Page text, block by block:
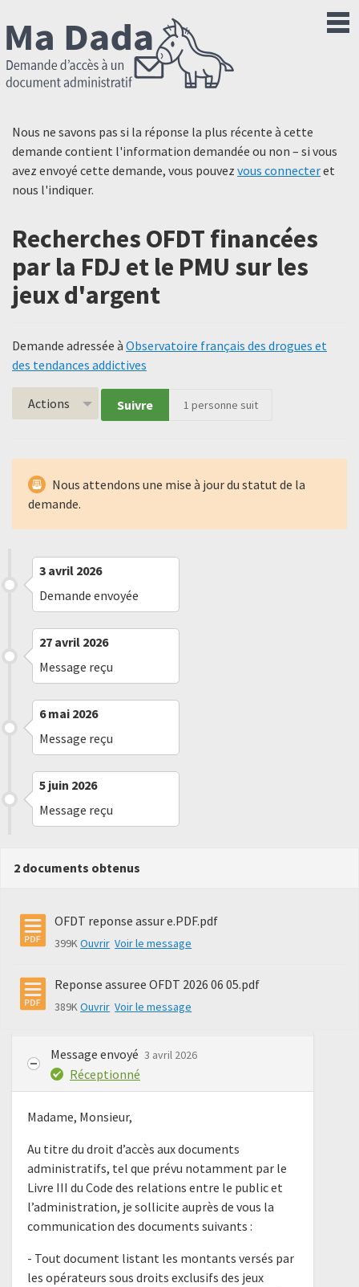
Nous ne savons pas si la réponse la plus récente à cette
demande contient l'information demandée ou non – si vous
avez envoyé cette demande, vous pouvez vous connecteret
nous l'indiquer.
Recherches OFDT financées
par la FDJ et le PMU sur les
jeux d'argent
Demande adressée à Observatoire français des drogues et
des tendances addictives
Actions Suivre 1 personne suit
Nous attendons une mise à jour du statut de la
demande.
3 avril 2026
Demande envoyée
27 avril 2026
Message reçu
6 mai 2026
Message reçu
5 juin 2026
Message reçu
2 documents obtenus
OFDT reponse assur e.PDF.pdf
399KOuvrir Voir le message
Reponse assuree OFDT 2026 06 05.pdf
389KOuvrir Voir le message
Message envoyé 3 avril 2026
Réceptionné
Madame, Monsieur,
Au titre du droit d’accès aux documents
administratifs, tel que prévu notamment par le
Livre III du Code des relations entre le public et
l’administration, je sollicite auprès de vous la
communication des documents suivants :
- Tout document listant les montants versés par
les opérateurs sous droits exclusifs des jeux